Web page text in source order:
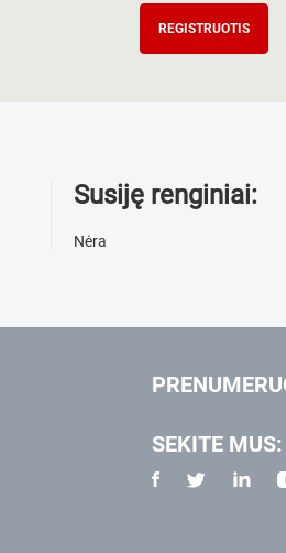
REGISTRUOTIS
Susiję renginiai:
Nėra
SEKITE MUS: